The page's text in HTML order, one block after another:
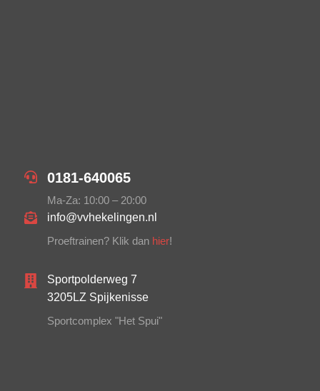
0181-640065
Ma-Za: 10:00 – 20:00
info@vvhekelingen.nl
Proeftrainen? Klik dan hier!
Sportpolderweg 7
3205LZ Spijkenisse
Sportcomplex "Het Spui"